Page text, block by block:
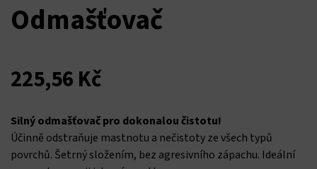
Hacklink
Hacklink panel
Hacklink panel
Hacklink panel
Odmašťovač
225,56 Kč
Silný odmašťovač pro dokonalou čistotu!
Účinně odstraňuje mastnotu a nečistoty ze všech typů
povrchů. Šetrný složením, bez agresivního zápachu. Ideální